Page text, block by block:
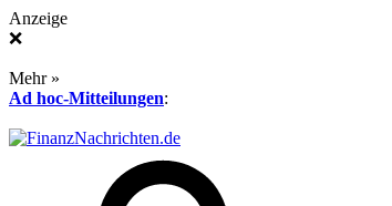
Anzeige
❌
Mehr »
Ad hoc-Mitteilungen: